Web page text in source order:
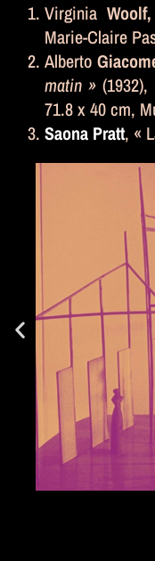
VirginiaWoolf
Marie-Claire
Alberto
matin »(1932),
71.8 x 40 cm,
Saona Pratt, «